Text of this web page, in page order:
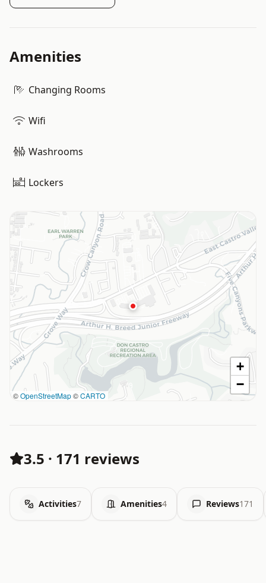
Amenities
Changing Rooms
Wifi
Washrooms
Lockers
©OpenStreetMap©CARTO
+
−
3.5 · 171 reviews
Activities7 Amenities4 Reviews171